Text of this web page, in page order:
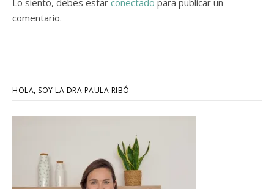
Lo siento, debes estar conectado para publicar un
comentario.
HOLA, SOY LA DRA PAULA RIBÓ